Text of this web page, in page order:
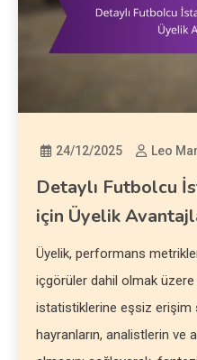
24/12/2025 Leo
Detaylı Futbolcu
için Üyelik
Üyelik, performans
içgörüler dahil olmak üzere
istatistiklerine eşsiz erişim
hayranların, analistlerin ve